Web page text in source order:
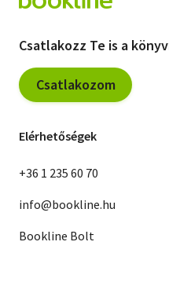
Csatlakozz Te is a
Csatlakozom
Elérhetőségek
+36 1 235 60 70
info@bookline.hu
Bookline Bolt